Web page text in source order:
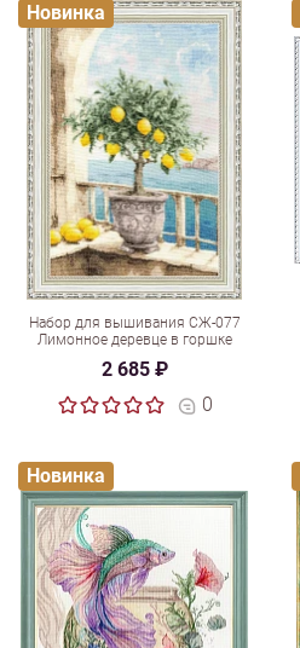
Набор для вышивания СЖ-077
Лимонное деревце в горшке
2 685 ₽
0
Новинка
Новинка